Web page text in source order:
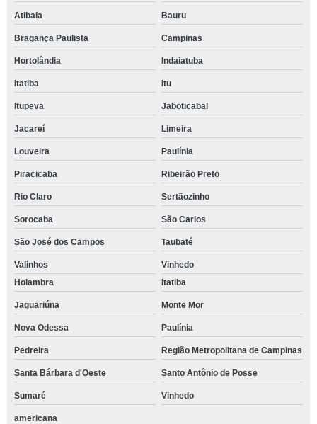
Atibaia Bauru
Bragança Paulista Campinas
Hortolândia Indaiatuba
Itatiba Itu
Itupeva Jaboticabal
Jacareí Limeira
Louveira Paulínia
Piracicaba Ribeirão Preto
Rio Claro Sertãozinho
Sorocaba São Carlos
São José dos Campos Taubaté
Valinhos
Vinhedo
Holambra
Itatiba
Jaguariúna Monte Mor
Nova Odessa Paulínia
Pedreira Região Metropolitana de Campinas
Santa Bárbara d'Oeste Santo Antônio de Posse
Sumaré Vinhedo
americana